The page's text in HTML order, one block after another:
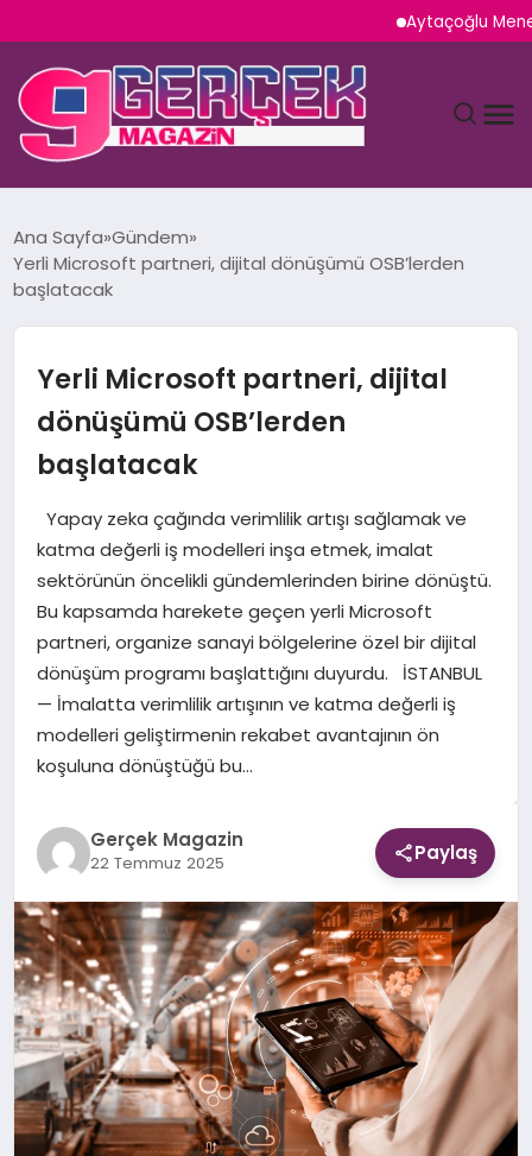
Aytaçoğlu Menemen:
YAŞAM
SAĞLIK
SIYASET
EKONOMI
DÜNYA
Ana Sayfa Gündem
Yerli Microsoft partneri, dijital dönüşümü OSB’lerden
başlatacak
Yerli Microsoft partneri, dijital
dönüşümü OSB’lerden
başlatacak
Yapay zeka çağında verimlilik artışı sağlamak ve
katma değerli iş modelleri inşa etmek, imalat
sektörünün öncelikli gündemlerinden birine dönüştü.
Bu kapsamda harekete geçen yerli Microsoft
partneri, organize sanayi bölgelerine özel bir dijital
dönüşüm programı başlattığını duyurdu. İSTANBUL
— İmalatta verimlilik artışının ve katma değerli iş
modelleri geliştirmenin rekabet avantajının ön
koşuluna dönüştüğü bu…
Gerçek Magazin
22 Temmuz 2025 Paylaş